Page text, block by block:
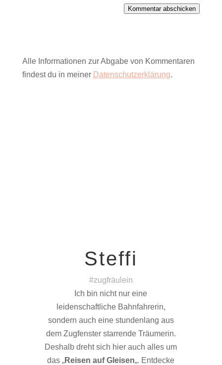
Kommentar abschicken
Alle Informationen zur Abgabe von Kommentaren
findest du in meiner Datenschutzerklärung.
Steffi
#zugfräulein
Ich bin nicht nur eine
leidenschaftliche Bahnfahrerin,
sondern auch eine stundenlang aus
dem Zugfenster starrende Träumerin.
Deshalb dreht sich hier auch alles um
das „Reisen auf Gleisen„. Entdecke